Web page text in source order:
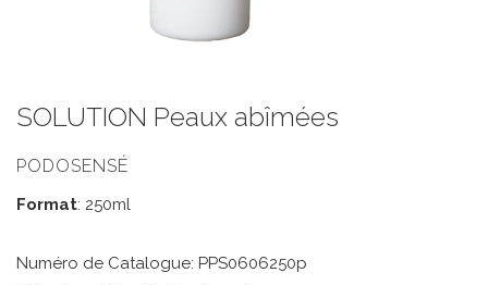
SOLUTION Peaux abîmées
PODOSENSÉ
Format: 250ml
Numéro de Catalogue: PPS0606250p